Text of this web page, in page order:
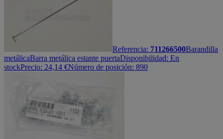
Referencia: 711266500Barandilla
metálicaBarra metálica estante puertaDisponibilidad: En
stockPrecio: 24,14 €Número de posición: 890